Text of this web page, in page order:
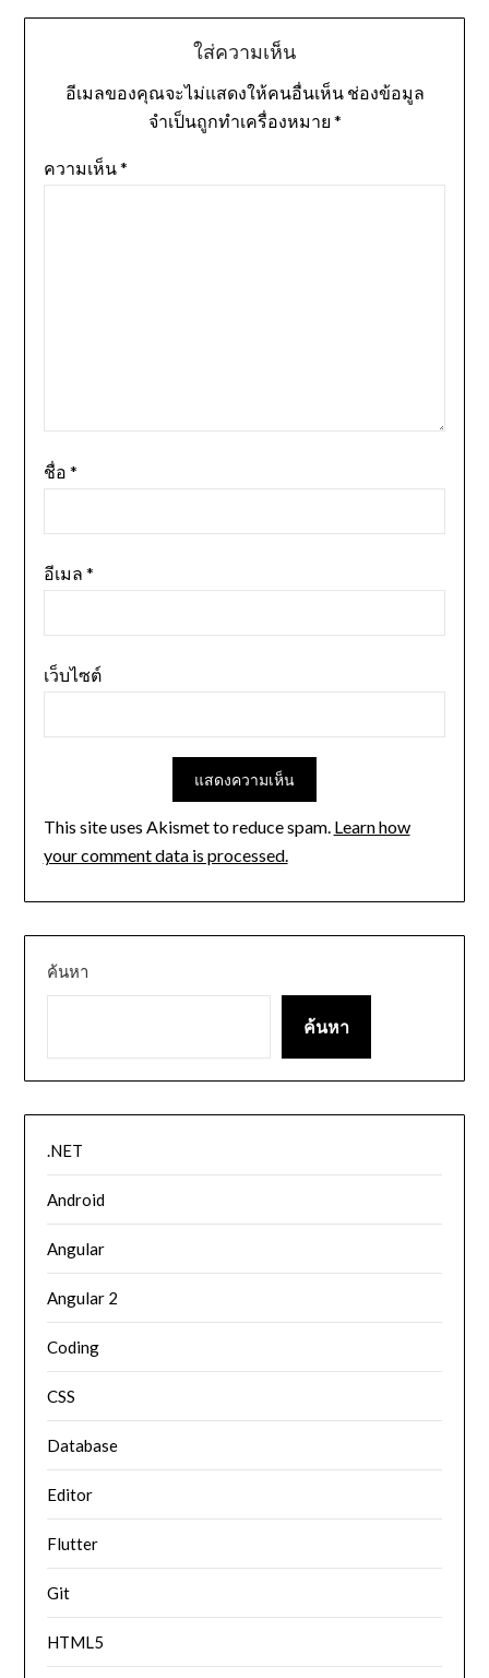
ใส่ความเห็น
อีเมลของคุณจะไม่แสดงให้คนอื่นเห็น ช่องข้อมูล
จำเป็นถูกทำเครื่องหมาย *
ความเห็น*
ชื่อ *
อีเมล *
เว็บไซต์
This site uses Akismet to reduce spam. Learn how
your comment data is processed.
ค้นหา
ค้นหา
.NET
Android
Angular
Angular 2
Coding
CSS
Database
Editor
Flutter
Git
HTML5